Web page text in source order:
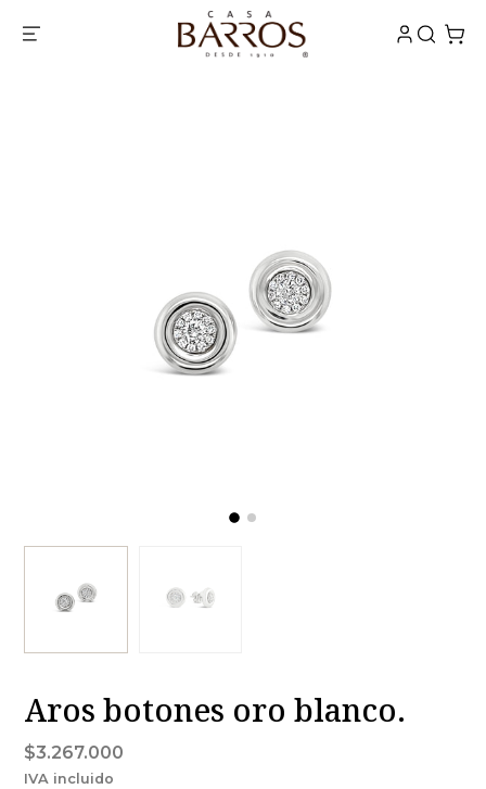
Aros botones oro blanco.
$3.267.000
IVA incluido